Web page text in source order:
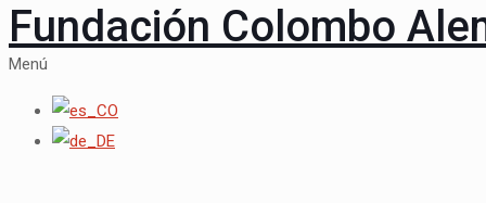
Fundación Colombo
Menú